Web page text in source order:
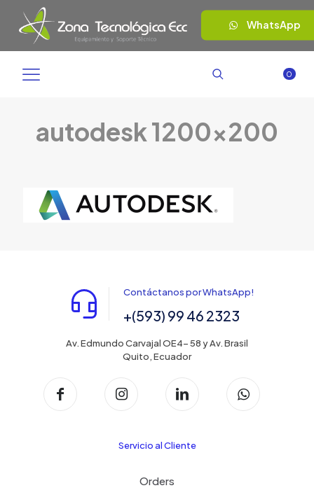
WhatsApp
0
autodesk 1200×200
Contáctanos por WhatsApp!
+(593) 99 46 2323
Av. Edmundo Carvajal OE4- 58 y Av. Brasil
Quito, Ecuador
Servicio al Cliente
Orders